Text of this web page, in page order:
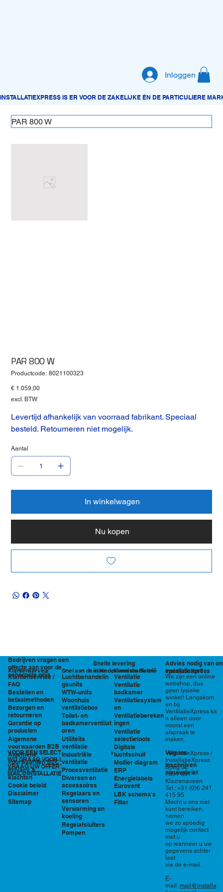
Inloggen
PAR 800 W
PAR 800 W
Productcode: Productcode
8021100323
Prijs
€ 1.059,00
excl. BTW
Levertijd afhankelijk van voorraad fabrikant. Speciaal
besteld. Retourneren niet mogelijk.
Aantal
In winkelwagen
Nu kopen
Klantenservice
Klantenservice /
FAQ
Bestellen en
betaalmethoden
Bezorgen en
retourneren
Garantie op
producten
Algemene
voorwaarden B2B
Algemene
voorwaarden B2C
Privacy &
klachten
Cookie beleid
Disclaimer
Sitemap
VOOR EEN SELECTIE EN PRIJSOPGAVE STAAN
WIJ GRAAG VOOR U KLAAR!
VRAAG UW OFFERTE AAN VIA
MAIL@INSTALLATIEXPRESS.NL
Bedrijven vragen een
offerte aan voor de
scherpste prijs
Snelle levering
in Nederland en België
Advies nodig van
specialisten?
Snel aan de slag
Luchtbehandelin
gsunits
WTW-units
Woonhuis
ventilatiebox
Toilet- en
badkamerventilat
oren
Utiliteits
ventilatie
Industriële
ventilatie
Procesventilatie
Diversen en
accessoires
Regelaars en
sensoren
Verwarming en
koeling
Regelafsluiters
Pompen
Kennisbank en
tools
Ventilatie
Ventilatie
badkamer
Ventilatiesystem
en
Ventilatiebereken
ingen
Ventilatie
selectietools
Digitale
luchtschuif
Mollier diagram
ERP
Energielabels
Eurovent
LBK schema's
Filter
We zijn een online
webshop, dus
geen fysieke
winkel! Langskom
en bij
VentilatieXpress ka
n alleen door
vooraf een
afspraak te
maken.
VentilatieXpress /
InstallatieXpress
Boeg 32
7891 MR
Klazienaveen
Tel.: +31 (0)6 241
415 95
Mocht u ons niet
kunt bereiken,
nemen
we zo spoedig
mogelijk contact
met u
op wanneer u uw
gegevens achter
laat
via de e-mail.
E-
mail: mail@installa
InstallatieXpress
Volg ons
Inschrijven
nieuwsbrief